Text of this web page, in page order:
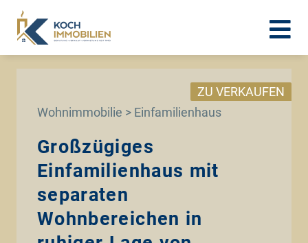
Wohnimmobilie > Einfamilienhaus
ZU VERKAUFEN
Großzügiges
Einfamilienhaus mit
separaten
Wohnbereichen in